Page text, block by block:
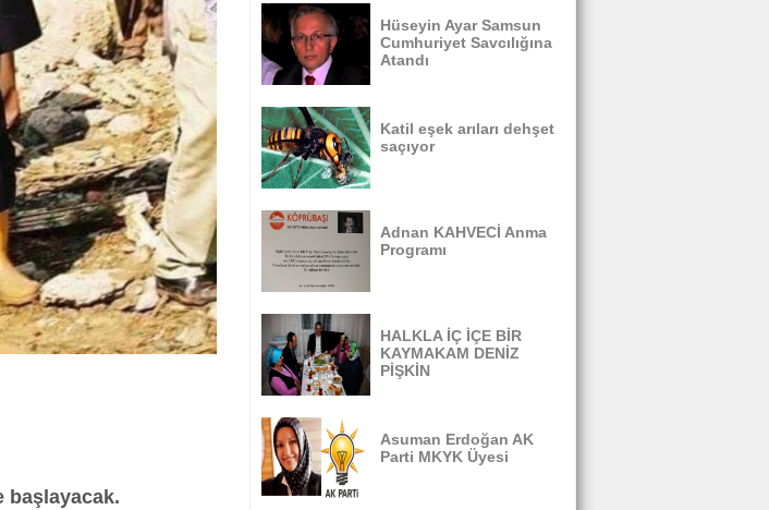
başlayacak.
Hüseyin Ayar Samsun
Cumhuriyet Savcılığına
Atandı
Katil eşek arıları dehşet
saçıyor
Adnan KAHVECİ Anma
Programı
HALKLA İÇ İÇE BİR
KAYMAKAM DENİZ
PİŞKİN
Asuman Erdoğan AK
Parti MKYK Üyesi